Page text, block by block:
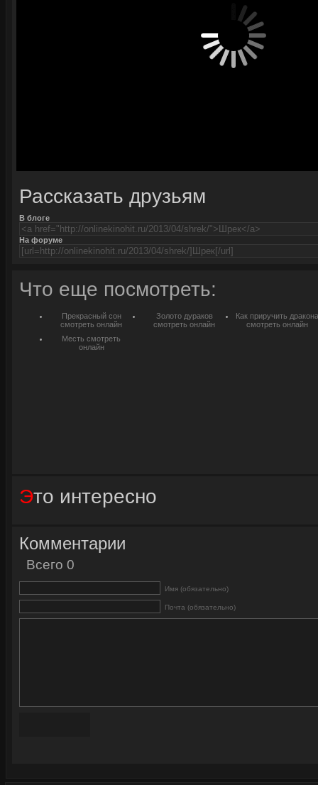
Рассказать друзьям
В блоге
На форуме
Что еще посмотреть:
Прекрасный сон
смотреть онлайн
Золото дураков
смотреть онлайн
Как приручить дракона
смотреть онлайн
Месть смотреть
онлайн
Это интересно
Комментарии
Всего 0
Имя (обязательно)
Почта (обязательно)